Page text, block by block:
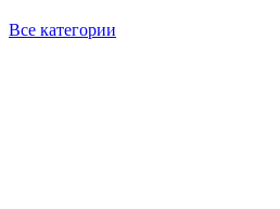
Все категории